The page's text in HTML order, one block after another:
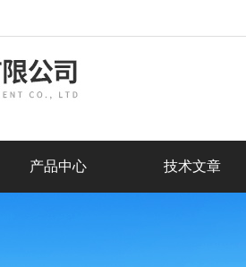
产品中心 技术文章